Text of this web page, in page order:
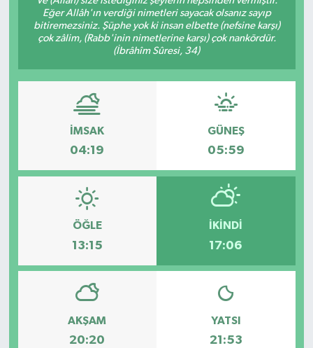
Eğer Allâh'ın verdiği nimetleri sayacak olsanız sayıp
bitiremezsiniz. Şüphe yok ki insan elbette (nefsine karşı)
çok zâlim, (Rabb'inin nimetlerine karşı) çok nankördür.
(İbrâhîm Sûresi, 34)
İMSAK
04:19
GÜNEŞ
05:59
ÖĞLE
13:15
İKINDI
17:06
AKŞAM
20:20
YATSI
21:53